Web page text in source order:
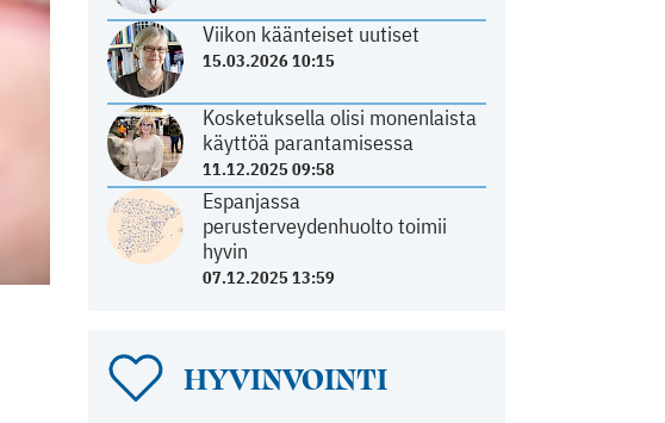
Viikon käänteiset uutiset
15.03.2026 10:15
Kosketuksella olisi monenlaista
käyttöä parantamisessa
11.12.2025 09:58
Espanjassa
perusterveydenhuolto toimii
hyvin
07.12.2025 13:59
HYVINVOINTI